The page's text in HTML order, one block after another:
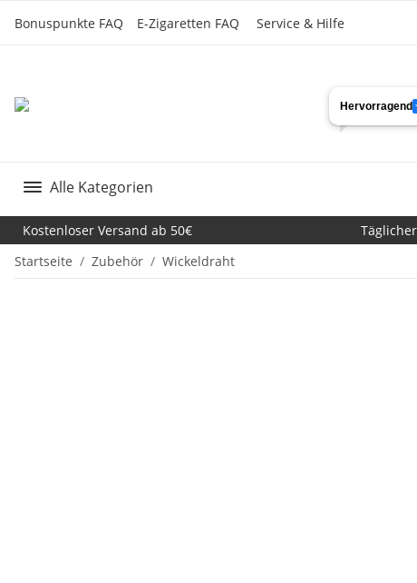
Bonuspunkte FAQ E-Zigaretten FAQ Service & Hilfe
Alle Kategorien
Kostenloser Versand ab 50€
Startseite
Zubehör Wickeldraht